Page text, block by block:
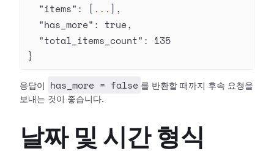
  "items"
: [ ... ],
  "has_more"
: true,
  "total_items_count"
: 135
}
응답이 has_more = false 를 반환할 때까지 후속 요청을
보내는 것이 좋습니다.
날짜 및 시간 형식